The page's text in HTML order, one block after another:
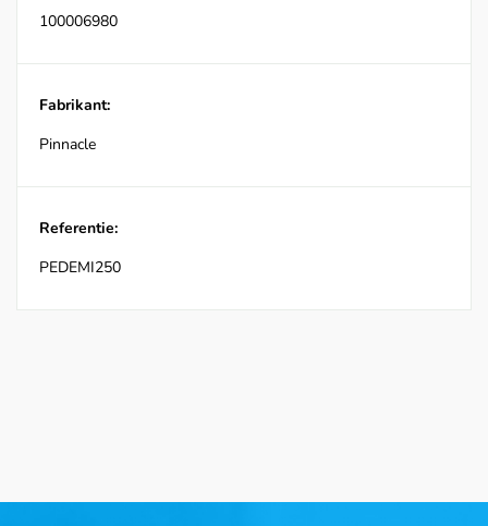
100006980
Fabrikant:
Pinnacle
Referentie:
PEDEMI250